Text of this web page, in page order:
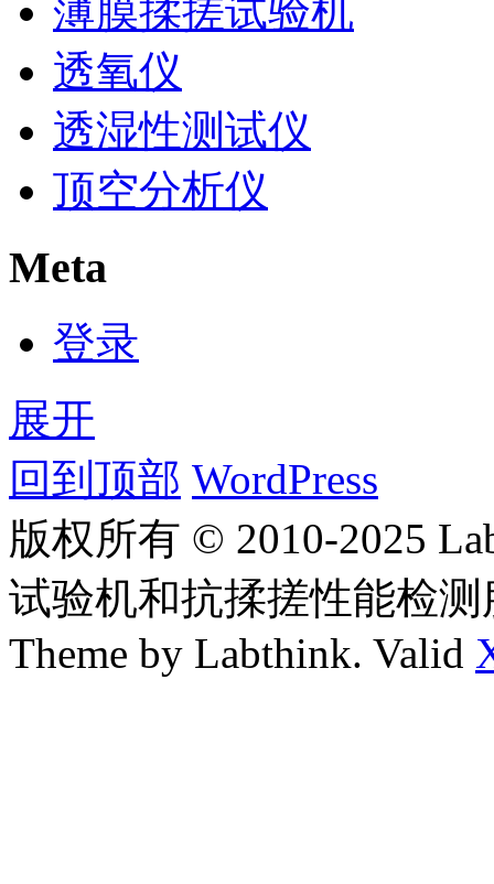
薄膜揉搓试验机
透氧仪
透湿性测试仪
顶空分析仪
Meta
登录
展开
回到顶部 WordPress
版权所有 © 2010-2025
试验机和抗揉搓性能检
Theme by Labthink. Valid